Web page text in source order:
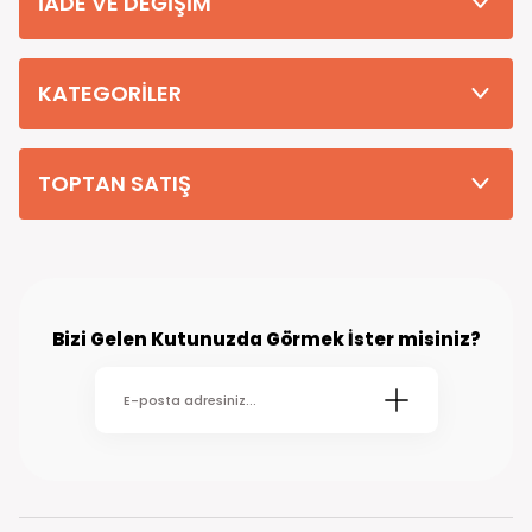
teslim edilmektedir. (kırsal köy kasaba gibi yerlere bu süre 7 güne
KATEGORİLER
TOPTAN SATIŞ
Bizi Gelen Kutunuzda Görmek İster misiniz?